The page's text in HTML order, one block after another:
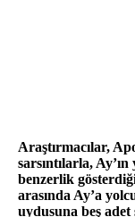
Araştırmacılar,
sarsıntılarla,
benzerlik
arasında Ay’a
uydusuna beş adet